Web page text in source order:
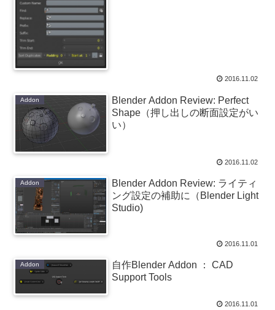
2016.11.02
Addon
Blender Addon Review: Perfect
Shape（押し出しの断面設定がい
い）
2016.11.02
Addon
Blender Addon Review: ライティ
ング設定の補助に（Blender Light
Studio)
2016.11.01
Addon
自作Blender Addon ： CAD
Support Tools
2016.11.01